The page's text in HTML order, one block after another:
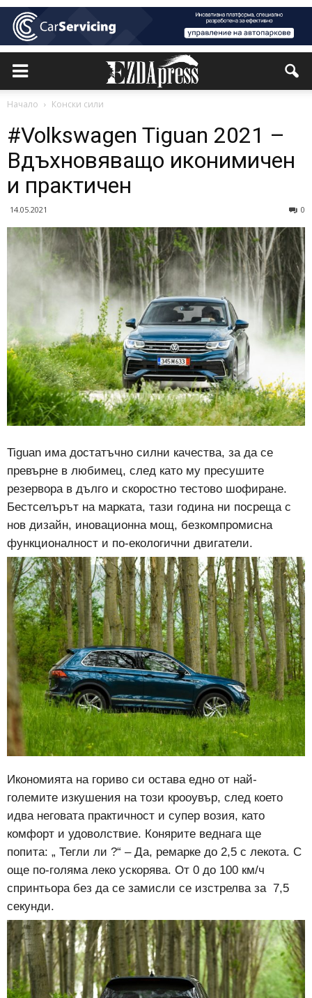
Начало Конски сили
#Volkswagen Tiguan 2021 –
Вдъхновяващо иконимичен
и практичен
14.05.2021 0
Tiguan има достатъчно силни качества, за да се
превърне в любимец, след като му пресушите
резервора в дълго и скоростно тестово шофиране.
Бестселърът на марката, тази година ни посреща с
нов дизайн, иновационна мощ, безкомпромисна
функционалност и по-екологични двигатели.
Икономията на гориво си остава едно от най-
големите изкушения на този крооувър, след което
идва неговата практичност и супер возия, като
комфорт и удоволствие. Конярите веднага ще
попита: „ Тегли ли ?“ – Да, ремарке до 2,5 с лекота. С
още по-голяма леко ускорява. От 0 до 100 км/ч
спринтьора без да се замисли се изстрелва за 7,5
секунди.